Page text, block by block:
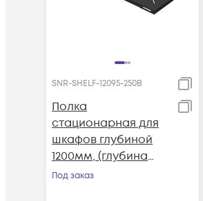
SNR-SHELF-12095-250B
Полка
стационарная для
шкафов глубиной
1200мм, (глубина
полки 950мм)
Под заказ